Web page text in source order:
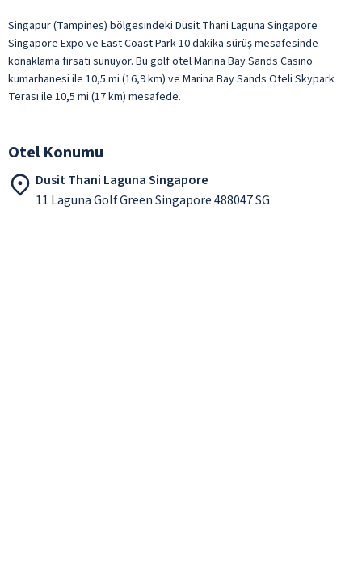
Singapur (Tampines) bölgesindeki Dusit Thani Laguna Singapore
Singapore Expo ve East Coast Park 10 dakika sürüş mesafesinde
konaklama fırsatı sunuyor. Bu golf otel Marina Bay Sands Casino
kumarhanesi ile 10,5 mi (16,9 km) ve Marina Bay Sands Oteli Skypark
Terası ile 10,5 mi (17 km) mesafede.
Otel Konumu
Dusit Thani Laguna Singapore
11 Laguna Golf Green Singapore 488047 SG